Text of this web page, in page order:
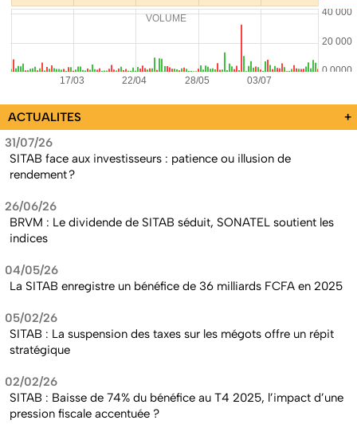
VOLUME
ACTUALITES
+
31/07/26
SITAB face aux investisseurs : patience ou illusion de
rendement ?
26/06/26
BRVM : Le dividende de SITAB séduit, SONATEL soutient les
indices
04/05/26
La SITAB enregistre un bénéfice de 36 milliards FCFA en 2025
05/02/26
SITAB : La suspension des taxes sur les mégots offre un répit
stratégique
02/02/26
SITAB : Baisse de 74% du bénéfice au T4 2025, l’impact d’une
pression fiscale accentuée ?